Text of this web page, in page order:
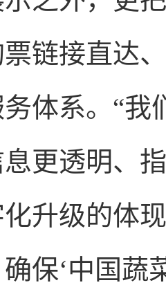
链接直达
体系。“我
更透明、
升级的体
保‘中国蔬